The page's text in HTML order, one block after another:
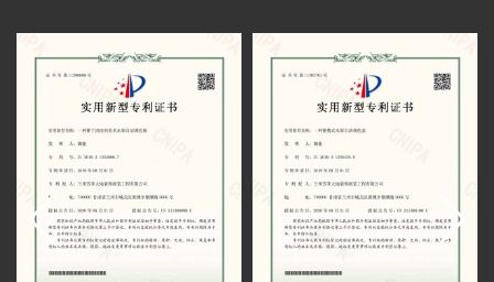
华民族共同体意识培训基地揭牌仪式在甘肃省法
官学院举行。
甘肃工业职业技术学院领导来到施工现场实
芳菲大地完成甘肃建投矿业公司综合会议
室、视频室等设计施工
芳菲大地公司于2023新春之际组织兰州和西
安两地同事开启了为期五天的考察学习
兰州芳菲大地设计施工的陈列馆及展厅得到
了专家学者的肯定和好评
芳菲大地展览公司中标甘肃财贸职业学院信
息化校史馆建设项目
心怀感恩，与爱同行——芳菲大地开展志愿
敬老慰问捐赠活动
芳菲大地设计施工的青海省第五人民医院院